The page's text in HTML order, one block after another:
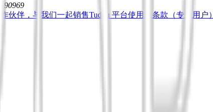
伙伴，与我们一起销售Tuduu 平台使用总条款（专业用户